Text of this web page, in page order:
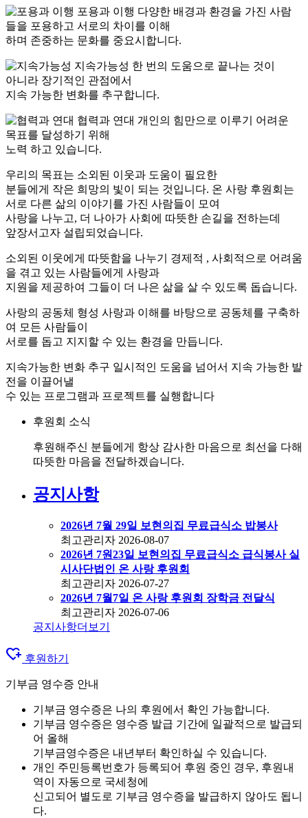
포용과 이행 다양한 배경과 환경을 가진 사람
들을 포용하고 서로의 차이를 이해
하며 존중하는 문화를 중요시합니다.
지속가능성 한 번의 도움으로 끝나는 것이
아니라 장기적인 관점에서
지속 가능한 변화를 추구합니다.
협력과 연대 개인의 힘만으로 이루기 어려운
목표를 달성하기 위해
노력 하고 있습니다.
우리의 목표는 소외된 이웃과 도움이 필요한
분들에게 작은 희망의 빛이 되는 것입니다. 온 사랑 후원회는
서로 다른 삶의 이야기를 가진 사람들이 모여
사랑을 나누고, 더 나아가 사회에 따뜻한 손길을 전하는데
앞장서고자 설립되었습니다.
소외된 이웃에게 따뜻함을 나누기
경제적 , 사회적으로 어려움
을 겪고 있는 사람들에게 사랑과
지원을 제공하여 그들이 더 나은 삶을 살 수 있도록 돕습니다.
사랑의 공동체 형성 사랑과 이해를 바탕으로 공동체를 구축하
여 모든 사람들이
서로를 돕고 지지할 수 있는 환경을 만듭니다.
지속가능한 변화 추구 일시적인 도움을 넘어서 지속 가능한 발
전을 이끌어낼
수 있는 프로그램과 프로젝트를 실행합니다
후원회 소식
후원해주신 분들에게 항상 감사한 마음으로 최선을 다해
따뜻한 마음을 전달하겠습니다.
공지사항
2026년 7월 29일 보현의집 무료급식소 밥봉사
최고관리자 2026-08-07
2026년 7원23일 보현의집 무료급식소 급식봉사 실
시사단법인 온 사랑 후원회
최고관리자 2026-07-27
2026년 7월7일 온 사랑 후원회 장학금 전달식
최고관리자 2026-07-06
공지사항더보기
heart_plus 후원하기
기부금 영수증 안내
기부금 영수증은 나의 후원에서 확인 가능합니다.
기부금 영수증은 영수증 발급 기간에 일괄적으로 발급되
어 올해
기부금영수증은 내년부터 확인하실 수 있습니다.
개인 주민등록번호가 등록되어 후원 중인 경우, 후원내
역이 자동으로 국세청에
신고되어 별도로 기부금 영수증을 발급하지 않아도 됩니
다.